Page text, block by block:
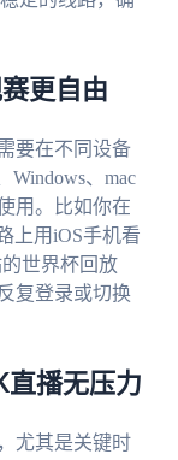
更自由
要在不同设备
Windows、mac
用。比如你在
上用iOS手机看
世界杯回放
复登录或切换
直播无压力
尤其是关键时